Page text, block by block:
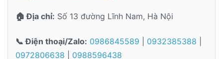
🏠 Địa chỉ: Số 13 đường Lĩnh Nam, Hà Nội
📞 Điện thoại/Zalo: 0986845589 0932385388
0972806638
0988596438